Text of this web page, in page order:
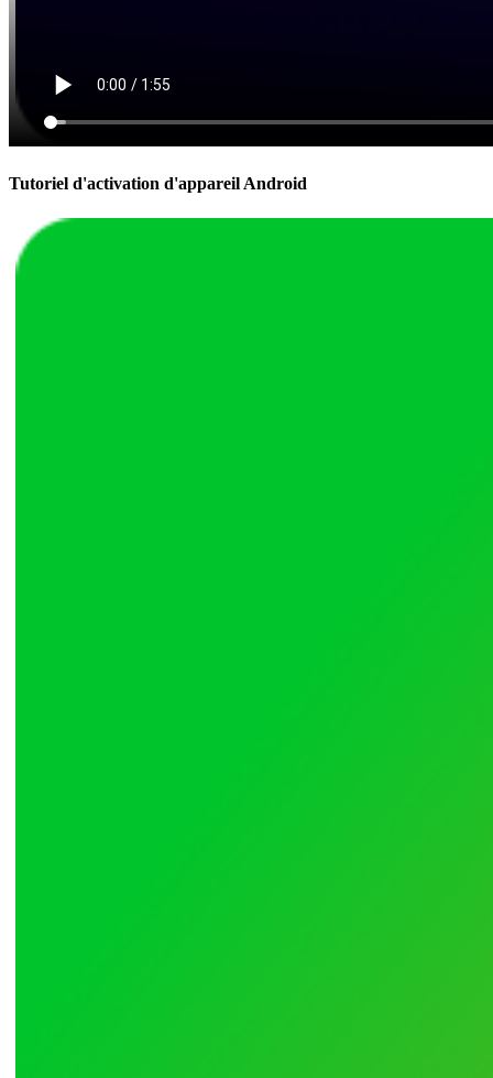
Tutoriel d'activation d'appareil Android